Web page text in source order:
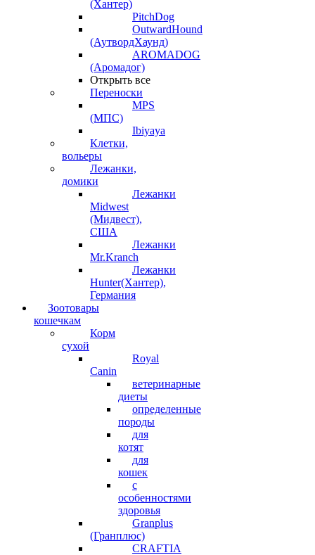
(Хантер)
PitchDog
OutwardHound
(АутвордХаунд)
AROMADOG
(Аромадог)
Открыть все
Переноски
MPS
(МПС)
Ibiyaya
Клетки,
вольеры
Лежанки,
домики
Лежанки
Midwest
(Мидвест),
США
Лежанки
Mr.Kranch
Лежанки
Hunter(Хантер),
Германия
Зоотовары
кошечкам
Корм
сухой
Royal
Canin
ветеринарные
диеты
определенные
породы
для
котят
для
кошек
с
особенностями
здоровья
Granplus
(Гранплюс)
CRAFTIA